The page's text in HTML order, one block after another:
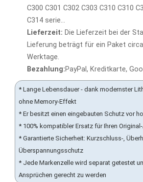
C300 C301 C302 C303 C310 C310
C314 serie...
Lieferzeit: Die Lieferzeit bei der
Lieferung beträgt für ein Paket
Werktage.
Bezahlung:PayPal, Kreditkarte,
* Lange Lebensdauer - dank modernster
ohne Memory-Effekt
* Er besitzt einen eingebauten Schutz vor
* 100% kompatibler Ersatz für Ihren
* Garantierte Sicherheit: Kurzschluss-,
Überspannungsschutz
* Jede Markenzelle wird separat getestet
Ansprüchen gerecht zu werden